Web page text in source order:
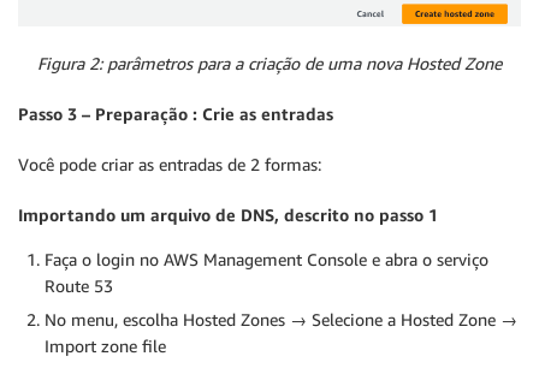
Figura 2: parâmetros para a criação de uma nova Hosted Zone
Passo 3 – Preparação : Crie as entradas
Você pode criar as entradas de 2 formas:
Importando um arquivo de DNS, descrito no passo 1
Faça o login no AWS Management Console e abra o serviço
Route 53
No menu, escolha Hosted Zones → Selecione a Hosted Zone →
Import zone file